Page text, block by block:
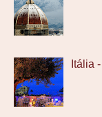
Itália